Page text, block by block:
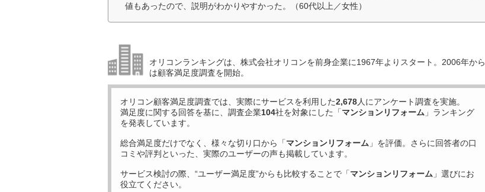
値もあったので、説明がわかりやすかった。（60代以上／女性）
オリコンランキングは、株式会社オリコンを前身企業に1967年よりスタート。2006年から
は顧客満足度調査を開始。
オリコン顧客満足度調査では、実際にサービスを利用した2,678人にアンケート調査を実施。
満足度に関する回答を基に、調査企業104社を対象にした「マンションリフォーム 」ランキング
を発表しています。
総合満足度だけでなく、様々な切り口から「マンションリフォーム 」を評価。さらに回答者の口
コミや評判といった、実際のユーザーの声も掲載しています。
サービス検討の際、“ユーザー満足度”からも比較することで「マンションリフォーム 」選びにお
役立てください。